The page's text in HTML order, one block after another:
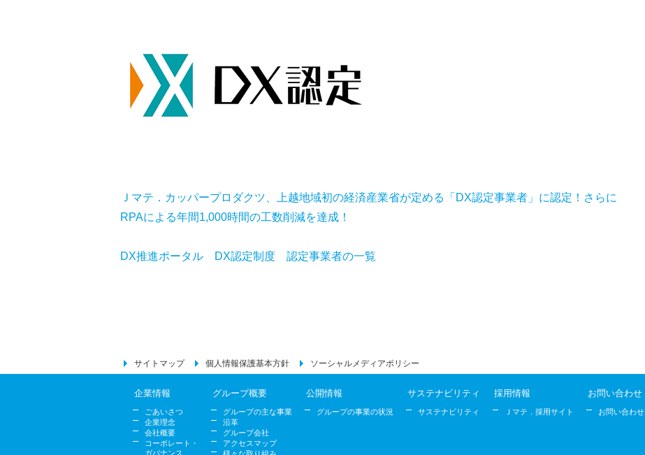
Ｊマテ．カッパープロダクツ、上越地域初の経済産業省が定める「DX認定事業者」に認定！さらに
RPAによる年間1,000時間の工数削減を達成！
DX推進ポータル DX認定制度 認定事業者の一覧
サイトマップ 個人情報保護基本方針 ソーシャルメディアポリシー
企業情報
ごあいさつ
企業理念
会社概要
コーポレート・
ガバナンス
グループ概要
グループの主な事業
沿革
グループ会社
アクセスマップ
公開情報
グループの事業の状況
サステナビリティ
サステナビリティ
採用情報
Ｊマテ．採用サイト
お問い合わせ
お問い合わせ